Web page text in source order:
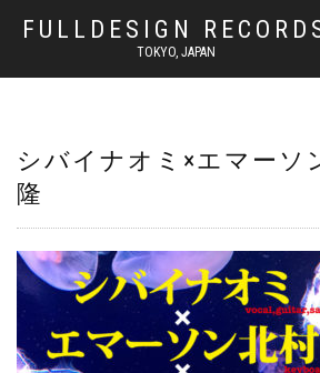
FULLDESIGN
TOKYO, JAPAN
シバイナオミ×エマーソ
隆